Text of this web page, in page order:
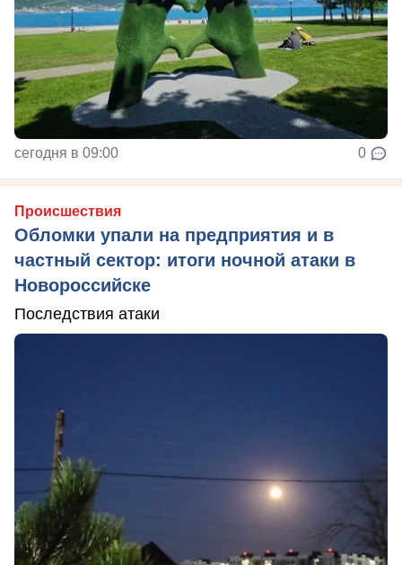
сегодня в 09:00 0
Происшествия
Обломки упали на предприятия и в
частный сектор: итоги ночной атаки в
Новороссийске
Последствия атаки